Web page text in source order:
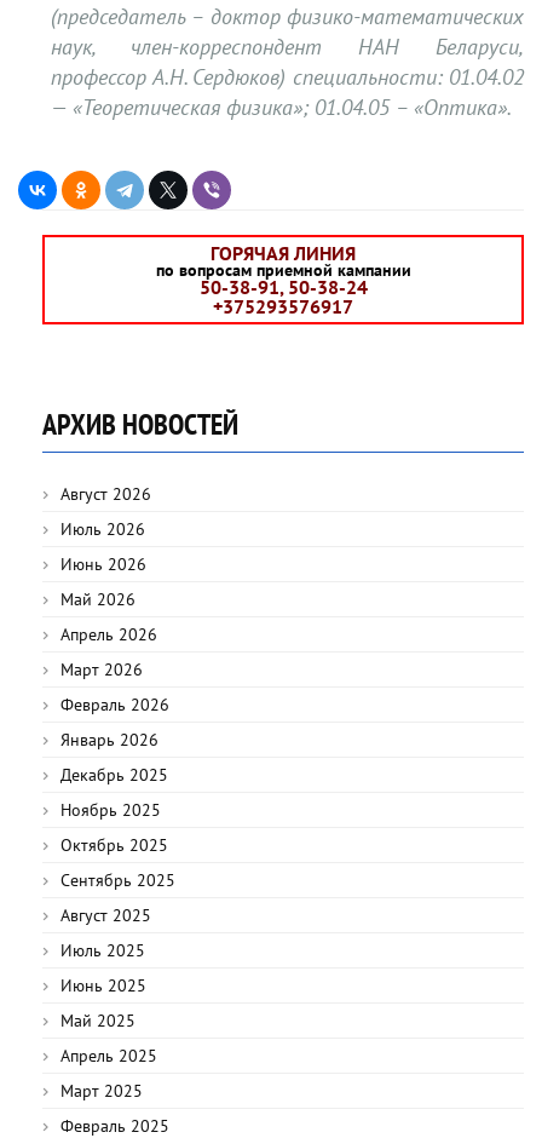
(председатель – доктор физико-математических
наук, член-корреспондент НАН Беларуси,
профессор А.Н. Сердюков) специальности: 01.04.02
— «Теоретическая физика»; 01.04.05 – «Оптика».
ГОРЯЧАЯ ЛИНИЯ
по вопросам приемной кампании
50-38-91, 50-38-24
+375293576917
АРХИВ НОВОСТЕЙ
Август 2026
Июль 2026
Июнь 2026
Май 2026
Апрель 2026
Март 2026
Февраль 2026
Январь 2026
Декабрь 2025
Ноябрь 2025
Октябрь 2025
Сентябрь 2025
Август 2025
Июль 2025
Июнь 2025
Май 2025
Апрель 2025
Март 2025
Февраль 2025